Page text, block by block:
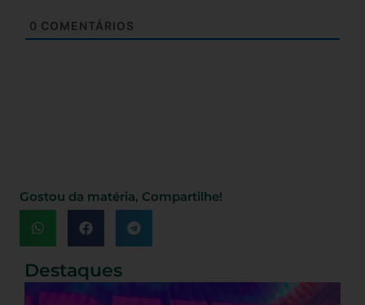
0 COMENTÁRIOS
Gostou da matéria, Compartilhe!
Destaques